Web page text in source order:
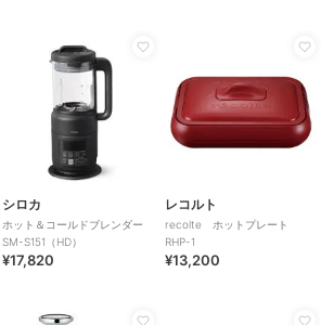
シロカ
ホット＆コールドブレンダー
SM-S151（HD）
¥17,820
レコルト
recolte ホットプレート
RHP-1
¥13,200